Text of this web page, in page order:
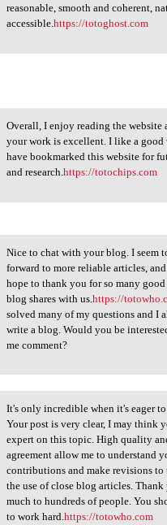
reasonable, smooth and coherent,
accessible.https://totoghost.com
I enjoy reading the
Overall, I enjoy reading the website
your work is excellent. I like a good
have bookmarked this website for
and research.https://totochips.com
to chat with your blog.
Nice to chat with your blog. I seem
forward to more reliable articles,
hope to thank you for so many
blog shares with us. https://
solved many of my questions and I
write a blog. Would you be
me comment?
only incredible when it
It's only incredible when it's eager
Your post is very clear, I may think
expert on this topic. High quality
agreement allow me to understand
contributions and make revisions to
the use of close blog articles.
much to hundreds of people. You
to work hard.https://totowho.com